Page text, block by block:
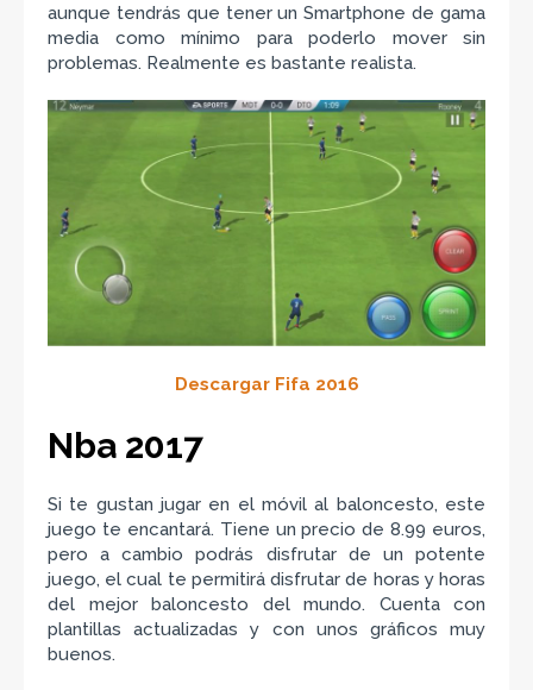
aunque tendrás que tener un Smartphone de gama
media como mínimo para poderlo mover sin
problemas. Realmente es bastante realista.
Descargar Fifa 2016
Nba 2017
Si te gustan jugar en el móvil al baloncesto, este
juego te encantará. Tiene un precio de 8.99 euros,
pero a cambio podrás disfrutar de un potente
juego, el cual te permitirá disfrutar de horas y horas
del mejor baloncesto del mundo. Cuenta con
plantillas actualizadas y con unos gráficos muy
buenos.